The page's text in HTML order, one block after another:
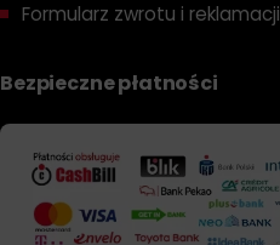
Formularz zwrotu i reklamacji
Bezpieczne płatności